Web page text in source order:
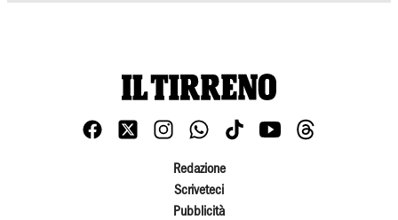
Redazione
Scriveteci
Pubblicità